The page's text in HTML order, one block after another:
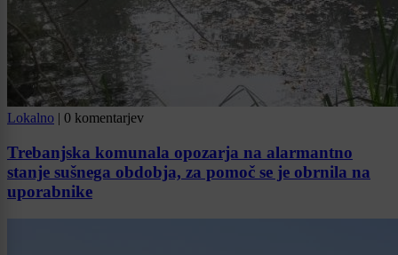
Lokalno | 0 komentarjev
Trebanjska komunala opozarja na alarmantno
stanje sušnega obdobja, za pomoč se je obrnila na
uporabnike